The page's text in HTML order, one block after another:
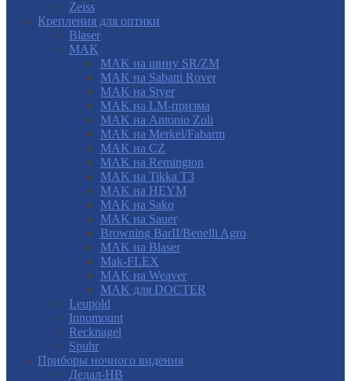
Zeiss
Крепления для оптики
Blaser
MAK
MAK на шину SR/ZM
MAK на Sabatti Rover
MAK на Styer
MAK на LM-призма
MAK на Antonio Zoli
MAK на Merkel/Fabarm
MAK на CZ
MAK на Remington
MAK на Tikka T3
MAK на HEYM
MAK на Sako
MAK на Sauer
Browning BarII/Benelli Agro
MAK на Blaser
Mak-FLEX
MAK на Weaver
MAK для DOCTER
Leupold
Innomount
Recknagel
Spuhr
Приборы ночного видения
Дедал-НВ